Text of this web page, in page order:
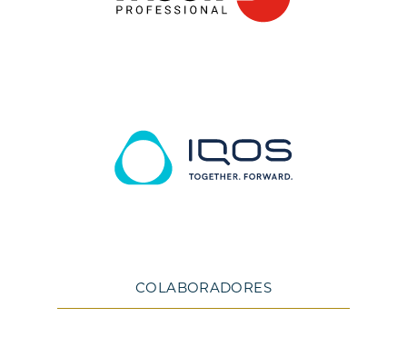
COLABORADORES